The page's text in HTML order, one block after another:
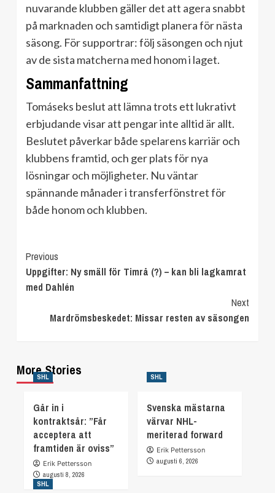
nuvarande klubben gäller det att agera snabbt
på marknaden och samtidigt planera för nästa
säsong. För supportrar: följ säsongen och njut
av de sista matcherna med honom i laget.
Sammanfattning
Tomáseks beslut att lämna trots ett lukrativt
erbjudande visar att pengar inte alltid är allt.
Beslutet påverkar både spelarens karriär och
klubbens framtid, och ger plats för nya
lösningar och möjligheter. Nu väntar
spännande månader i transferfönstret för
både honom och klubben.
Continue
Reading
Previous
Uppgifter: Ny smäll för Timrå (?) – kan bli lagkamrat
med Dahlén
Next
Mardrömsbeskedet: Missar resten av säsongen
More Stories
SHL
Går in i
kontraktsår: ”Får
acceptera att
framtiden är oviss”
Erik Pettersson
augusti 8, 2026
SHL
Svenska mästarna
värvar NHL-
meriterad forward
Erik Pettersson
augusti 6, 2026
SHL